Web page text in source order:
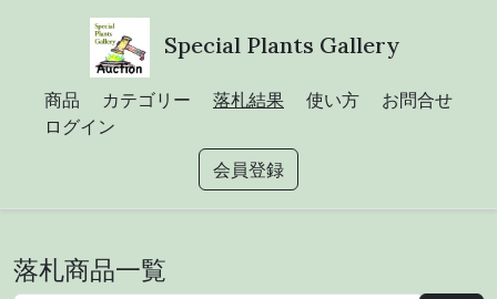
Special Plants Gallery
商品 カテゴリー 落札結果 使い方
お問合せ
ログイン
会員登録
落札商品一覧